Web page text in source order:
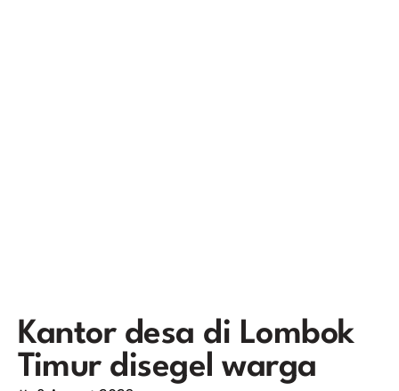
Kantor desa di Lombok
Timur disegel warga